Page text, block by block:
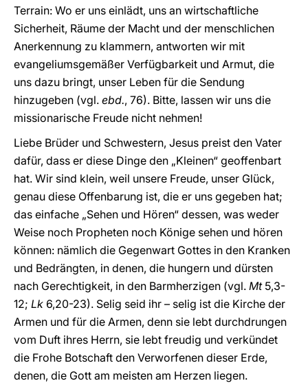
Terrain: Wo er uns einlädt, uns an wirtschaftliche
Sicherheit, Räume der Macht und der menschlichen
Anerkennung zu klammern, antworten wir mit
evangeliumsgemäßer Verfügbarkeit und Armut, die
uns dazu bringt, unser Leben für die Sendung
hinzugeben (vgl. ebd., 76). Bitte, lassen wir uns die
missionarische Freude nicht nehmen!
Liebe Brüder und Schwestern, Jesus preist den Vater
dafür, dass er diese Dinge den „Kleinen“ geoffenbart
hat. Wir sind klein, weil unsere Freude, unser Glück,
genau diese Offenbarung ist, die er uns gegeben hat;
das einfache „Sehen und Hören“ dessen, was weder
Weise noch Propheten noch Könige sehen und hören
können: nämlich die Gegenwart Gottes in den Kranken
und Bedrängten, in denen, die hungern und dürsten
nach Gerechtigkeit, in den Barmherzigen (vgl. Mt5,3-
12; Lk 6,20-23). Selig seid ihr – selig ist die Kirche der
Armen und für die Armen, denn sie lebt durchdrungen
vom Duft ihres Herrn, sie lebt freudig und verkündet
die Frohe Botschaft den Verworfenen dieser Erde,
denen, die Gott am meisten am Herzen liegen.